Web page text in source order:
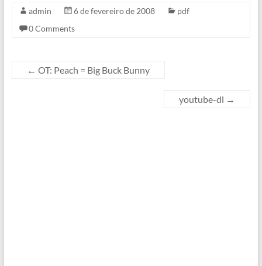
você selecionar a opção
tab updates em Gerenciar
upgrade completo.PS:
admin 6 de fevereiro de 2008
pdf
0 Comments
← OT: Peach = Big Buck Bunny
youtube-dl →